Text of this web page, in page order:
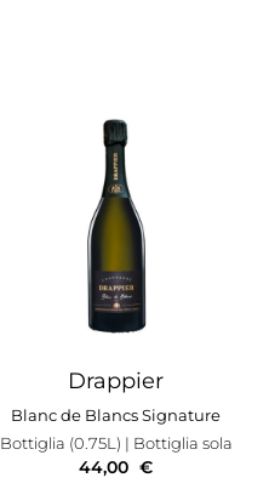
Drappier
Blanc de Blancs Signature
Bottiglia (0.75L) | Bottiglia sola
44,00 €